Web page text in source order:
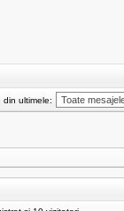
din ultimele: